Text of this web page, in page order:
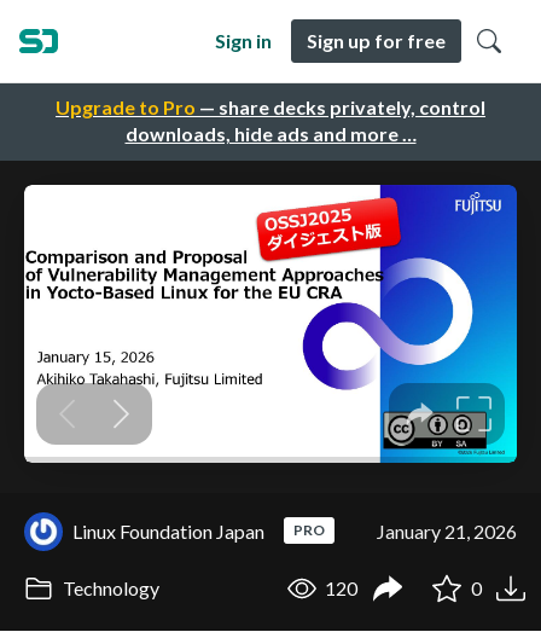
Upgrade to Pro — share decks privately, control
downloads, hide ads and more …
Sign in Sign up for free
Linux Foundation Japan PRO January 21, 2026
Technology 120 0